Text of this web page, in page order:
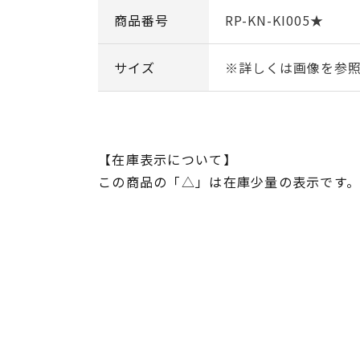
商品番号 RP-KN-KI005★
サイズ ※詳しくは画像を参照
【在庫表示について】
この商品の「△」は在庫少量の表示です。